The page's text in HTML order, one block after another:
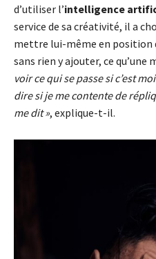
d’utiliser l’intelligence
service de sa créativité, il a
mettre lui-même en position
sans rien y ajouter, ce qu’une
voir ce qui se passe si c’est
dire si je me contente de
me dit », explique-t-il.